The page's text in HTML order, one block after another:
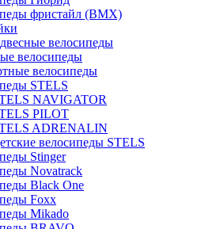
фристайл (BMX)
велосипеды
велосипеды
велосипеды
STELS
NAVIGATOR
PILOT
ADRENALIN
велосипеды STELS
Stinger
Novatrack
Black One
Foxx
Mikado